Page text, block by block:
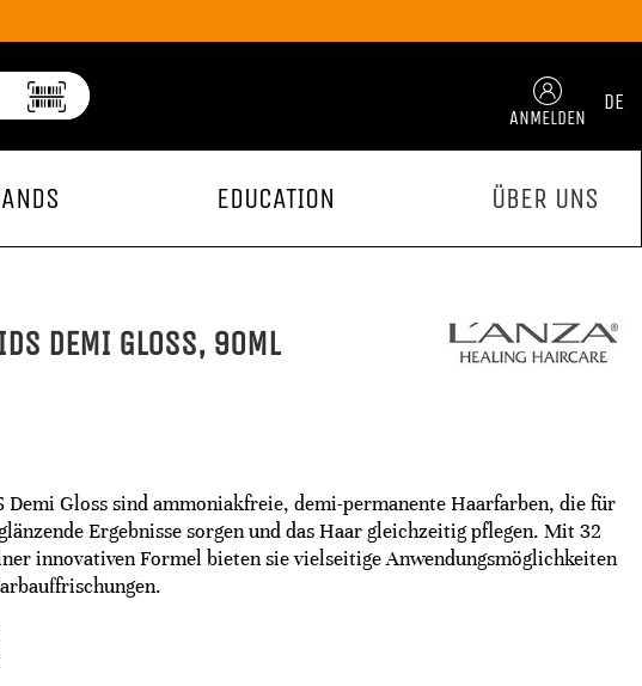
ANMELDEN
DE
EDUCATION ÜBER UNS
DEMI GLOSS, 90ML
Demi Gloss sind ammoniakfreie, demi-permanente Haarfarben, die für
Ergebnisse sorgen und das Haar gleichzeitig pflegen. Mit 32
innovativen Formel bieten sie vielseitige Anwendungsmöglichkeiten